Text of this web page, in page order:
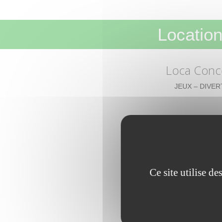
Loca
JEUX –
Ce site utilise